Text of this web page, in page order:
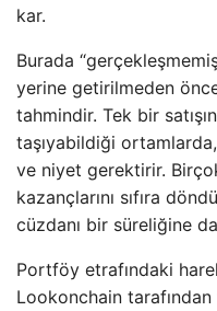
kar.
Burada
yerine getirilmeden
tahmindir. Tek bir
taşıyabildiği
ve niyet gerektirir.
kazançlarını sıfıra
cüzdanı bir süreliğine
Portföy etrafındaki
Lookonchain tarafından